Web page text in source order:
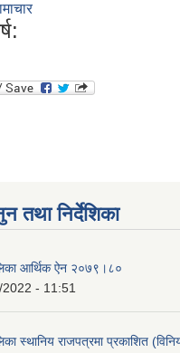
तथा निर्देशिका
आर्थिक ऐन २०७९।८०
- 11:51
स्थानिय राजपत्रमा प्रकाशित